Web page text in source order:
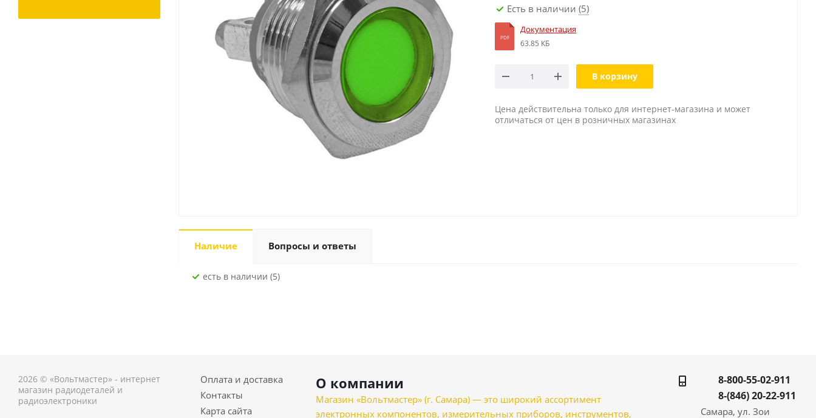
Есть в наличии (5)
PDF
Документация
63.85 КБ
В корзину
Цена действительна только для интернет-магазина и может
отличаться от цен в розничных магазинах
Наличие Вопросы и ответы
Есть в наличии (5)
2026 © «Вольтмастер» - интернет
магазин радиодеталей и
радиоэлектроники
Оплата и доставка
Контакты
Карта сайта
О компании
Магазин «Вольтмастер» (г. Самара) — это широкий ассортимент
электронных компонентов, измерительных приборов, инструментов,
8-800-55-02-911
8-(846) 20-22-911
Самара, ул. Зои